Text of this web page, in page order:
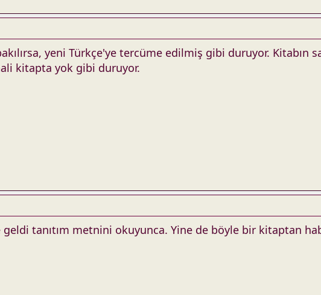
yeni Türkçe'ye tercüme edilmiş gibi duruyor. Kitabın
kitapta yok gibi duruyor.
geldi tanıtım metnini okuyunca. Yine de böyle bir kitaptan